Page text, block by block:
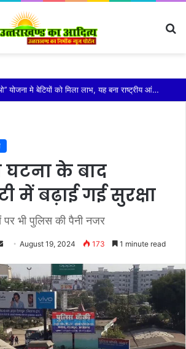
है आदि कैलाश परिक्रमा: महाराज
के बाद
में बढ़ाई गई सुरक्षा
पर भी पुलिस की पैनी नजर
Send
email
August 19, 2024 173 1 minute read